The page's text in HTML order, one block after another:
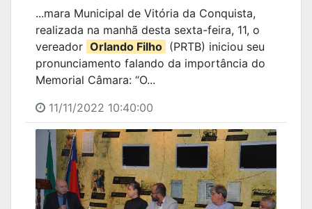
...mara Municipal de Vitória da Conquista,
realizada na manhã desta sexta-feira, 11, o
vereador Orlando Filho (PRTB) iniciou seu
pronunciamento falando da importância do
Memorial Câmara: “O...
11/11/2022 10:40:00